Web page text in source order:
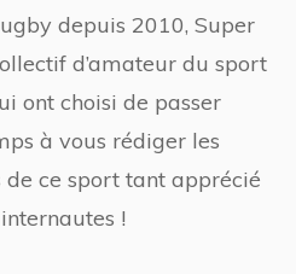
depuis 2010, Super
d’amateur du sport
ont choisi de passer
à vous rédiger les
ce sport tant apprécié
!